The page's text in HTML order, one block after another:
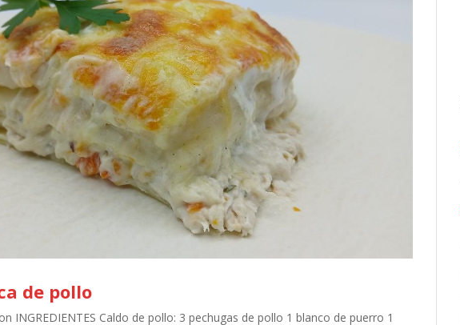
de pollo
INGREDIENTES Caldo de pollo: 3 pechugas de pollo 1 blanco de puerro 1